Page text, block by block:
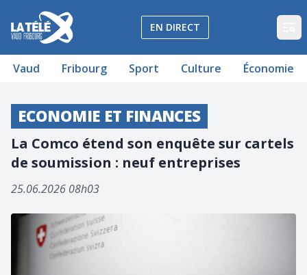
La Télé - Télévision régionale Vaud et Fribourg
EN DIRECT
Vaud Fribourg Sport Culture Économie
ECONOMIE ET FINANCES
La Comco étend son enquête sur cartels
de soumission : neuf entreprises
25.06.2026 08h03